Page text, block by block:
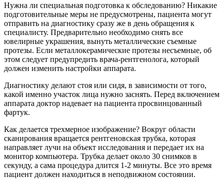
Нужна ли специальная подготовка к обследованию? Никакие
подготовительные меры не предусмотрены, пациента могут
отправить на диагностику сразу же в день обращения к
специалисту. Предварительно необходимо снять все
ювелирные украшения, вынуть металлические съемные
протезы. Если металлокерамические протезы несъемные, об
этом следует предупредить врача-рентгенолога, который
должен изменить настройки аппарата.
Диагностику делают стоя или сидя, в зависимости от того,
какой именно участок лица нужно заснять. Перед включением
аппарата доктор надевает на пациента просвинцованный
фартук.
Как делается трехмерное изображение? Вокруг области
сканирования вращается рентгеновская трубка, которая
направляет лучи на объект исследования и передает их на
монитор компьютера. Трубка делает около 30 снимков в
секунду, а сама процедура длится 1-2 минуты. Все это время
пациент должен находиться в неподвижном состоянии.